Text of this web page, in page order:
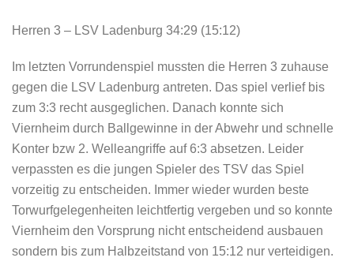
Herren 3 – LSV Ladenburg 34:29 (15:12)
Im letzten Vorrundenspiel mussten die Herren 3 zuhause
gegen die LSV Ladenburg antreten. Das spiel verlief bis
zum 3:3 recht ausgeglichen. Danach konnte sich
Viernheim durch Ballgewinne in der Abwehr und schnelle
Konter bzw 2. Welleangriffe auf 6:3 absetzen. Leider
verpassten es die jungen Spieler des TSV das Spiel
vorzeitig zu entscheiden. Immer wieder wurden beste
Torwurfgelegenheiten leichtfertig vergeben und so konnte
Viernheim den Vorsprung nicht entscheidend ausbauen
sondern bis zum Halbzeitstand von 15:12 nur verteidigen.